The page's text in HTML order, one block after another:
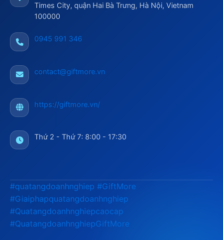
Times City, quận Hai Bà Trưng, Hà Nội, Vietnam
100000
0945 991 346
contact@giftmore.vn
https://giftmore.vn/
Thứ 2 - Thứ 7: 8:00 - 17:30
#quatangdoanhnghiep #GiftMore
#Giaiphapquatangdoanhnghiep
#Quatangdoanhnghiepcaocap
#QuatangdoanhnghiepGiftMore